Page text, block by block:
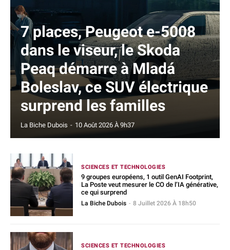
7 places, Peugeot e-5008
dans le viseur, le Skoda
Peaq démarre à Mladá
Boleslav, ce SUV électrique
surprend les familles
La Biche Dubois - 10 Août 2026 À 9h37
SCIENCES ET TECHNOLOGIES
9 groupes européens, 1 outil GenAI Footprint,
La Poste veut mesurer le CO de l’IA générative,
ce qui surprend
La Biche Dubois - 8 Juillet 2026 À 18h50
SCIENCES ET TECHNOLOGIES